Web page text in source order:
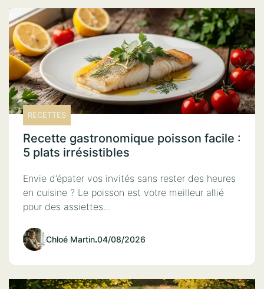
RECETTES
Recette gastronomique poisson facile :
5 plats irrésistibles
Envie d’épater vos invités sans rester des heures
en cuisine ? Le poisson est votre meilleur allié
pour des assiettes…
Chloé Martin.04/08/2026